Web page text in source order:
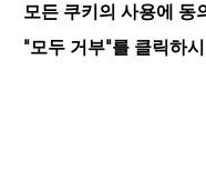
모든 쿠키의 사용에 동
"모두 거부"를 클릭하